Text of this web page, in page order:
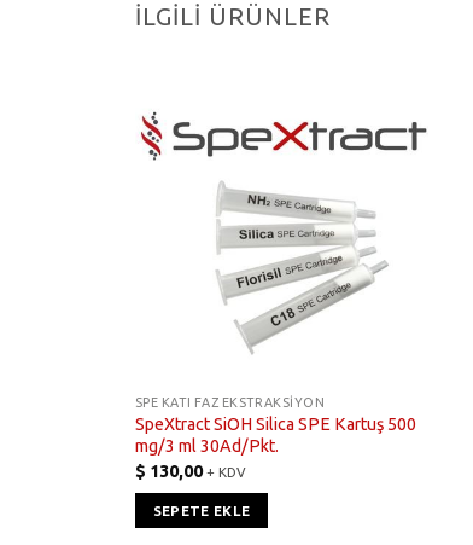
İLGILI ÜRÜNLER
SPE KATI FAZ EKSTRAKSIYON
SpeXtract SiOH Silica SPE Kartuş 500
mg/3 ml 30Ad/Pkt.
$ 130,00 + KDV
SEPETE EKLE